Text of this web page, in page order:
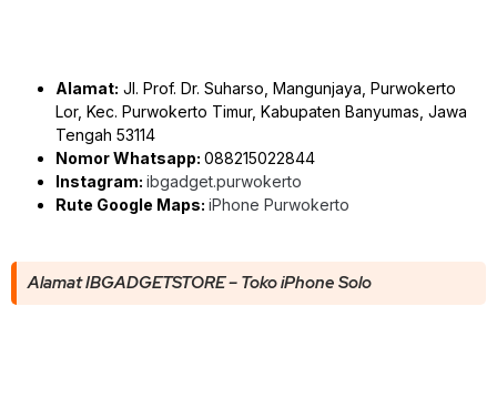
Alamat: Jl. Prof. Dr. Suharso, Mangunjaya, Purwokerto
Lor, Kec. Purwokerto Timur, Kabupaten Banyumas, Jawa
Tengah 53114
Nomor Whatsapp: 088215022844
Instagram: ibgadget.purwokerto
Rute Google Maps: iPhone Purwokerto
Alamat IBGADGETSTORE – Toko iPhone Solo